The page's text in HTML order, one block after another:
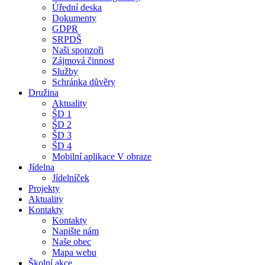
Úřední deska
Dokumenty
GDPR
SRPDŠ
Naši sponzoři
Zájmová činnost
Služby
Schránka důvěry
Družina
Aktuality
ŠD 1
ŠD 2
ŠD 3
ŠD 4
Mobilní aplikace V obraze
Jídelna
Jídelníček
Projekty
Aktuality
Kontakty
Kontakty
Napište nám
Naše obec
Mapa webu
Školní akce